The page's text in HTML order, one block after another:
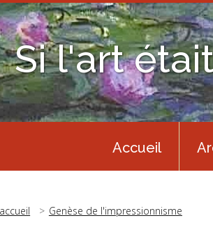
Si l'art
Accueil
Genèse de l'impressionnisme